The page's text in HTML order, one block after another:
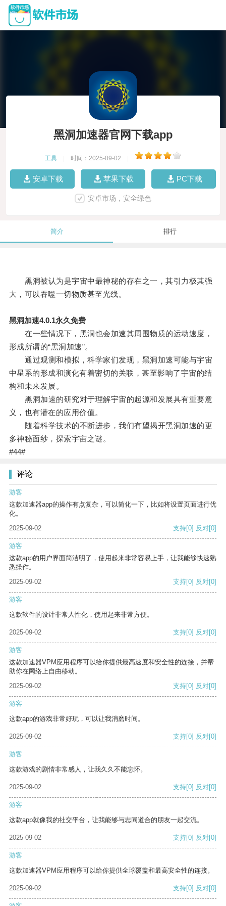
黑洞加速器官网下载app
工具 时间：2025-09-02
安卓下载 苹果下载 PC下载
安卓市场，安全绿色
简介 排行
黑洞被认为是宇宙中最神秘的存在之一，其引力极其强
大，可以吞噬一切物质甚至光线。
黑洞加速4.0.1永久免费
在一些情况下，黑洞也会加速其周围物质的运动速度，
形成所谓的“黑洞加速”。
通过观测和模拟，科学家们发现，黑洞加速可能与宇宙
中星系的形成和演化有着密切的关联，甚至影响了宇宙的结
构和未来发展。
黑洞加速的研究对于理解宇宙的起源和发展具有重要意
义，也有潜在的应用价值。
随着科学技术的不断进步，我们有望揭开黑洞加速的更
多神秘面纱，探索宇宙之谜。
#44#
评论
游客
这款加速器app的操作有点复杂，可以简化一下，比如将设置页面进行优
化。
2025-09-02
支持[0] 反对[0]
游客
这款app的用户界面简洁明了，使用起来非常容易上手，让我能够快速熟
悉操作。
2025-09-02
支持[0] 反对[0]
游客
这款软件的设计非常人性化，使用起来非常方便。
2025-09-02 支持[0] 反对[0]
游客
这款加速器VPM应用程序可以给你提供最高速度和安全性的连接，并帮
助你在网络上自由移动。
2025-09-02
支持[0] 反对[0]
游客
这款app的游戏非常好玩，可以让我消磨时间。
2025-09-02 支持[0] 反对[0]
游客
这款游戏的剧情非常感人，让我久久不能忘怀。
2025-09-02 支持[0] 反对[0]
游客
这款app就像我的社交平台，让我能够与志同道合的朋友一起交流。
2025-09-02 支持[0] 反对[0]
游客
这款加速器VPM应用程序可以给你提供全球覆盖和最高安全性的连接。
2025-09-02 支持[0] 反对[0]